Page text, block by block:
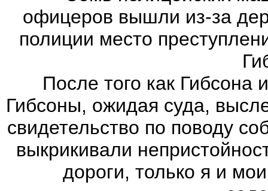
офицеров вышли из-за
полиции место
После того как Гибсона и
Гибсоны, ожидая суда,
свидетельство по поводу
выкрикивали
дороги, только я и